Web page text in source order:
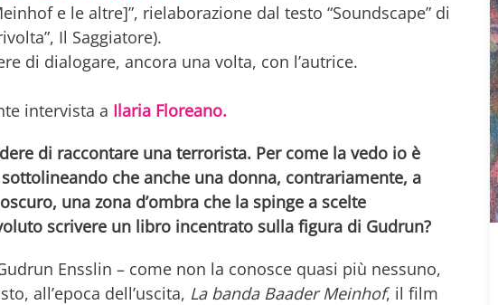
e le altre]”, rielaborazione dal testo “Soundscape” di
Il Saggiatore).
di dialogare, ancora una volta, con l’autrice.
intervista a Ilaria Floreano.
di raccontare una terrorista. Per come la vedo io è
che anche una donna, contrariamente, a
una zona d’ombra che la spinge a scelte
scrivere un libro incentrato sulla figura di Gudrun?
Ensslin – come non la conosce quasi più nessuno,
all’epoca dell’uscita, La banda Baader Meinhof, il film